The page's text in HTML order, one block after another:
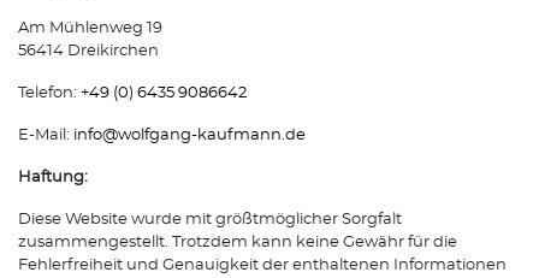
Am Mühlenweg 19
56414 Dreikirchen
Telefon: +49 (0) 6435 9086642
E-Mail: info@wolfgang-kaufmann.de
Haftung:
Diese Website wurde mit größtmöglicher Sorgfalt
zusammengestellt. Trotzdem kann keine Gewähr für die
Fehlerfreiheit und Genauigkeit der enthaltenen Informationen